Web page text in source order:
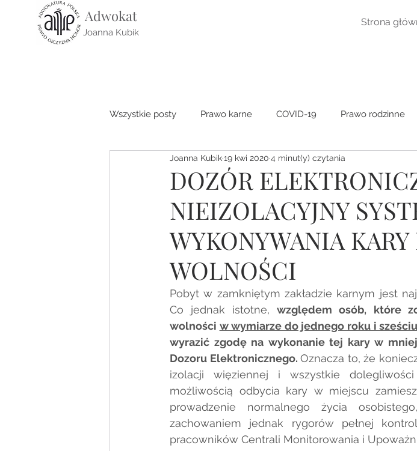
Adwokat
Joanna Kubik
Strona
Wszystkie posty Prawo karne COVID-19 Prawo rodzinne
Prawo cywilne Prawo medyczne Ogólne
DOZÓR
NIEIZOLACYJNY
WYKONYWANIA
WOLNOŚCI
Joanna Kubik19 kwi 2020 4 minut(y) czytania
Pobyt w zamkniętym zakładzie karnym jest
Co jednak istotne, względem osób, które
wolności w wymiarze do jednego roku i
wyrazić zgodę na wykonanie tej kary w
Dozoru Elektronicznego. Oznacza to, że
izolacji więziennej i wszystkie
możliwością odbycia kary w miejscu
prowadzenie normalnego życia
zachowaniem jednak rygorów pełnej
pracowników Centrali Monitorowania i